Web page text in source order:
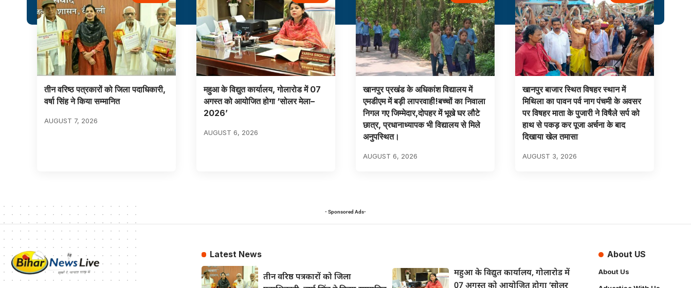
तीन वरिष्ठ पत्रकारों को जिला पदाधिकारी,
वर्षा सिंह ने किया सम्मानित
AUGUST 7, 2026
महुआ के विद्युत कार्यालय, गोलारोड में 07
अगस्त को आयोजित होगा ‘सोलर मेला–
2026’
AUGUST 6, 2026
खानपुर प्रखंड के अधिकांश विद्यालय में
एमडीएम में बड़ी लापरवाही!बच्चों का निवाला
निगल गए जिम्मेदार,दोपहर में भूखे घर लौटे
छात्र, प्रधानाध्यापक भी विद्यालय से मिले
अनुपस्थित।
AUGUST 6, 2026
खानपुर बाजार स्थित विषहर स्थान में
मिथिला का पावन पर्व नाग पंचमी के अवसर
पर विषहर माता के पुजारी ने विषैले सर्प को
हाथ से पकड़ कर पूजा अर्चना के बाद
दिखाया खेल तमासा
AUGUST 3, 2026
- Sponsored Ads-
Latest News
तीन वरिष्ठ पत्रकारों को जिला
महुआ के विद्युत कार्यालय, गोलारोड में
07 अगस्त को आयोजित होगा ‘सोलर
About US
About Us